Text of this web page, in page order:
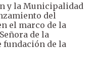
y la Municipalidad
del
el marco de la
de la
fundación de la